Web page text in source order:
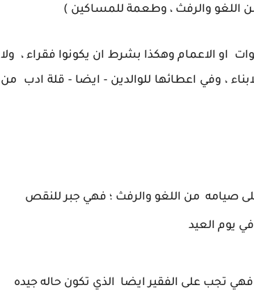
اللغو والرفث ، وطعمة للمساكين )
او الاعمام وهكذا بشرط ان يكونوا فقراء ، ولا
، وفي اعطائها للوالدين - ايضا - قلة ادب من
صيامه من اللغو والرفث ؛ فهي جبر للنقص
يوم العيد
تجب على الفقير ايضا الذي تكون حاله جيده